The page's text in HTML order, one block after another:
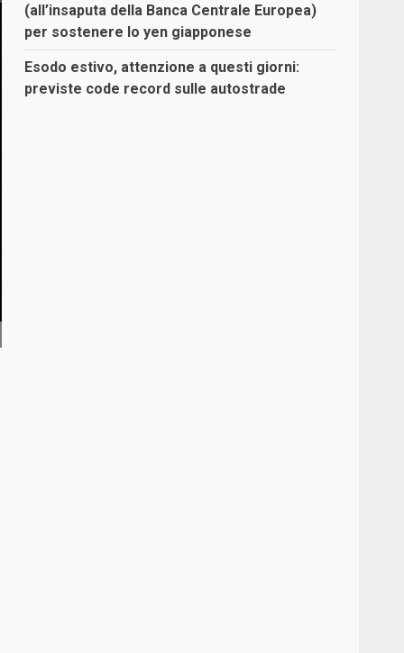
(all’insaputa della Banca Centrale Europea)
per sostenere lo yen giapponese
Esodo estivo, attenzione a questi giorni:
previste code record sulle autostrade